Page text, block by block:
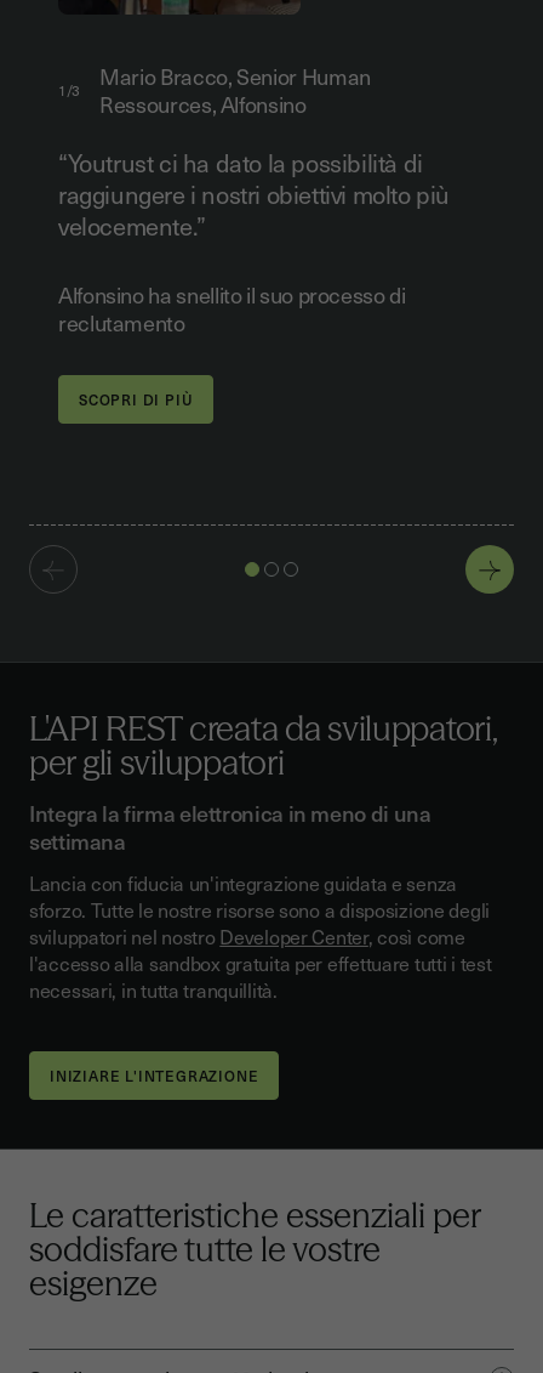
1/3
Mario Bracco, Senior Human
Ressources, Alfonsino
“Youtrust ci ha dato la possibilità di
raggiungere i nostri obiettivi molto più
velocemente.”
Alfonsino ha snellito il suo processo di
reclutamento
SCOPRI DI PIÙ
L'API REST creata da sviluppatori,
per gli sviluppatori
Integra la firma elettronica in meno di una
settimana
Lancia con fiducia un'integrazione guidata e senza
sforzo. Tutte le nostre risorse sono a disposizione degli
sviluppatori nel nostro Developer Center, così come
l'accesso alla sandbox gratuita per effettuare tutti i test
necessari, in tutta tranquillità.
INIZIARE L'INTEGRAZIONE
Le caratteristiche essenziali per
soddisfare tutte le vostre
esigenze